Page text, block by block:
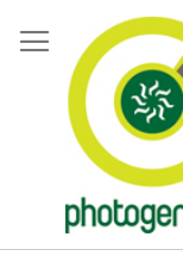
para
o
conteúdo